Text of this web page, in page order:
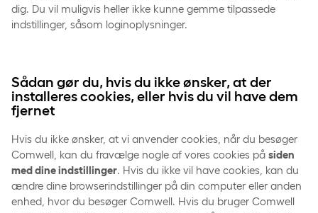
dig. Du vil muligvis heller ikke kunne gemme tilpassede
indstillinger, såsom loginoplysninger.
Sådan gør du, hvis du ikke ønsker, at der
installeres cookies, eller hvis du vil have dem
fjernet
Hvis du ikke ønsker, at vi anvender cookies, når du besøger
Comwell, kan du fravælge nogle af vores cookies på siden
med dine indstillinger. Hvis du ikke vil have cookies, kan du
ændre dine browserindstillinger på din computer eller anden
enhed, hvor du besøger Comwell. Hvis du bruger Comwell